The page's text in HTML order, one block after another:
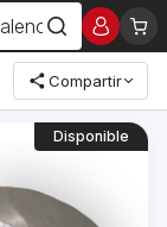
Compartir
Disponible